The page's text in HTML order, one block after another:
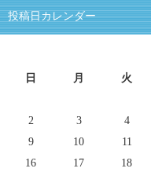
投稿日カレンダー
日 月 火
2
3 4
9
10 11
16
17 18